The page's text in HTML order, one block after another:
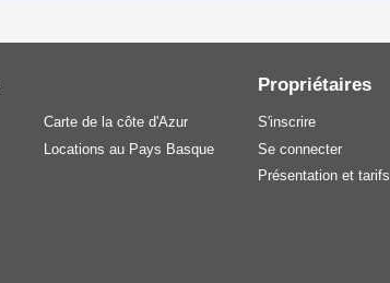
Carte de la côte d'Azur
Locations au Pays Basque
Propriétaires
S'inscrire
Se connecter
Présentation et tarifs